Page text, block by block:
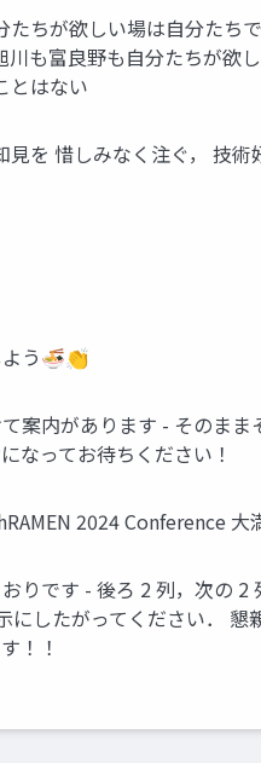
ちが欲しい場は自分たち
も富良野も自分たちが
とはない
を 惜しみなく注ぐ， 技
う🍜👏
案内があります - そのま
なってお待ちください！
2024 Conference
です - 後ろ 2 列，次の
したがってください．
！！